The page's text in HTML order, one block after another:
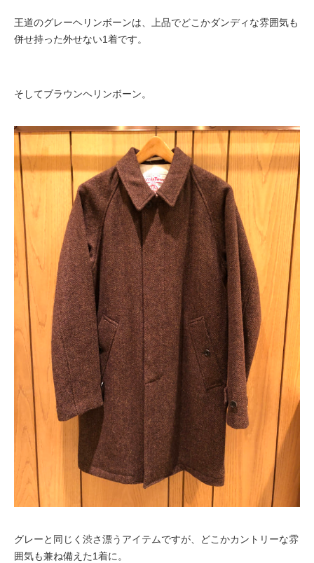
王道のグレーヘリンボーンは、上品でどこかダンディな雰囲気も
併せ持った外せない1着です。
そしてブラウンヘリンボーン。
グレーと同じく渋さ漂うアイテムですが、どこかカントリーな雰
囲気も兼ね備えた1着に。